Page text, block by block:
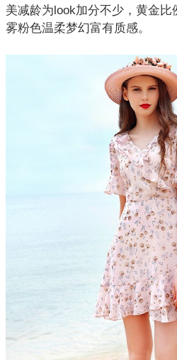
美减龄为look加分不少，黄金比
雾粉色温柔梦幻富有质感。